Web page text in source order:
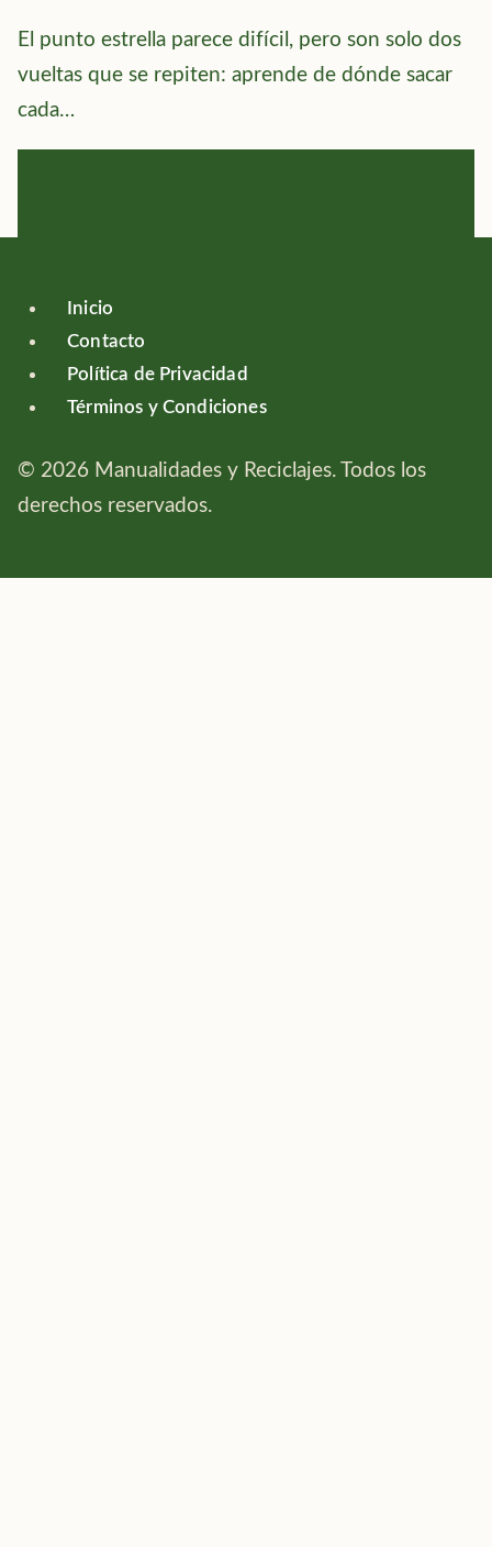
El punto estrella parece difícil, pero son solo dos
vueltas que se repiten: aprende de dónde sacar
cada…
Inicio
Contacto
Política de Privacidad
Términos y Condiciones
© 2026 Manualidades y Reciclajes. Todos los
derechos reservados.